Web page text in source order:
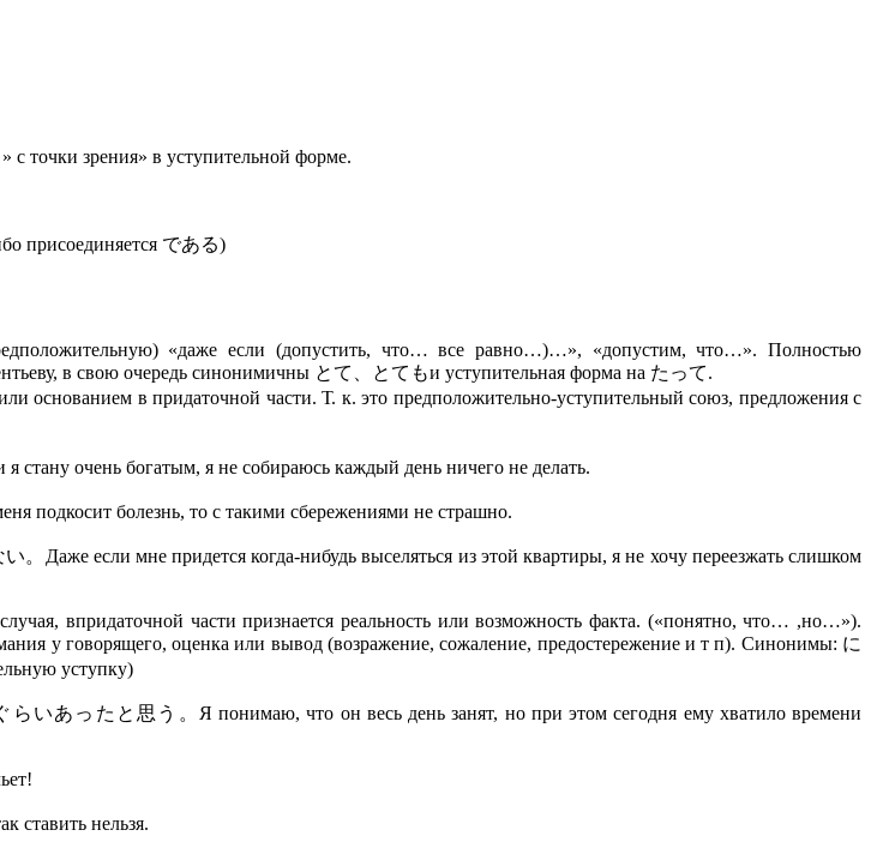
с точки зрения» в уступительной форме.
присоединяется である)
«даже если (допустить, что… все равно…)…», «допустим, что…». Полностью
в свою очередь синонимичны とて、とてもи уступительная форма на たって.
в придаточной части. Т. к. это предположительно-уступительный союз, предложения с
очень богатым, я не собираюсь каждый день ничего не делать.
болезнь, то с такими сбережениями не страшно.
если мне придется когда-нибудь выселяться из этой квартиры, я не хочу переезжать слишком
впридаточной части признается реальность или возможность факта. («понятно, что… ,но…»).
у говорящего, оценка или вывод (возражение, сожаление, предостережение и т п). Синонимы: に
уступку)
ったと思う。Я понимаю, что он весь день занят, но при этом сегодня ему хватило времени
ставить нельзя.